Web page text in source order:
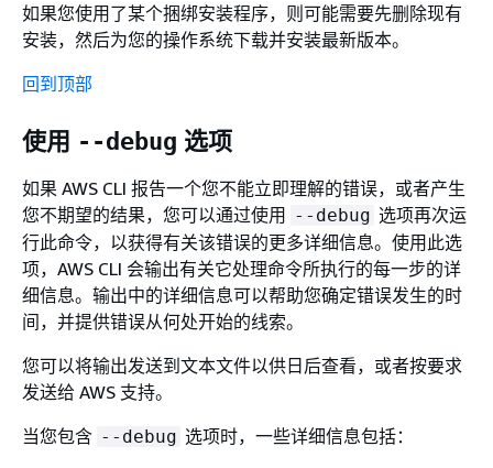
如果您使用了某个捆绑安装程序，则可能需要先删除现有
安装，然后为您的操作系统下载并安装最新版本。
回到顶部
使用 --debug 选项
如果 AWS CLI 报告一个您不能立即理解的错误，或者产生
您不期望的结果，您可以通过使用 --debug 选项再次运
行此命令，以获得有关该错误的更多详细信息。使用此选
项，AWS CLI 会输出有关它处理命令所执行的每一步的详
细信息。输出中的详细信息可以帮助您确定错误发生的时
间，并提供错误从何处开始的线索。
您可以将输出发送到文本文件以供日后查看，或者按要求
发送给 AWS 支持。
当您包含 --debug 选项时，一些详细信息包括：